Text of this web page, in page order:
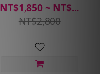
NT$1,850 ~ NT$...
NT$2,800